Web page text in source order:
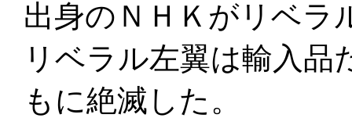
出身のＮＨＫがリベラ
リベラル左翼は輸入
もに絶滅した。